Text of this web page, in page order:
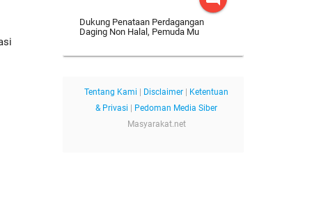
Dukung Penataan Perdagangan
Daging Non Halal, Pemuda Mu
Tentang Kami Disclaimer
Ketentuan
& Privasi
Pedoman Media Siber
Masyarakat.net